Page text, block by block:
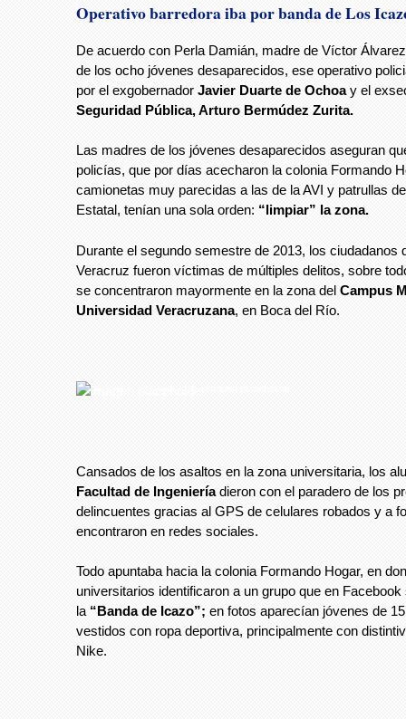
Operativo barredora iba por banda de Los
De acuerdo con Perla Damián, madre de Víctor
de los ocho jóvenes desaparecidos, ese operativo
por el exgobernador Javier Duarte de Ochoay el
Seguridad Pública, Arturo Bermúdez Zurita.
Las madres de los jóvenes desaparecidos aseguran
policías, que por días acecharon la colonia Formando
camionetas muy parecidas a las de la AVI y patrullas
Estatal, tenían una sola orden: “limpiar” la zona.
Durante el segundo semestre de 2013, los ciudadanos
Veracruz fueron víctimas de múltiples delitos, sobre
se concentraron mayormente en la zona del Campus
Universidad Veracruzana, en Boca del Río.
Cansados de los asaltos en la zona universitaria, los
Facultad de Ingenieríadieron con el paradero de los
delincuentes gracias al GPS de celulares robados y a
encontraron en redes sociales.
Todo apuntaba hacia la colonia Formando Hogar, en
universitarios identificaron a un grupo que en
la “Banda de Icazo”; en fotos aparecían jóvenes de
vestidos con ropa deportiva, principalmente con
Nike.